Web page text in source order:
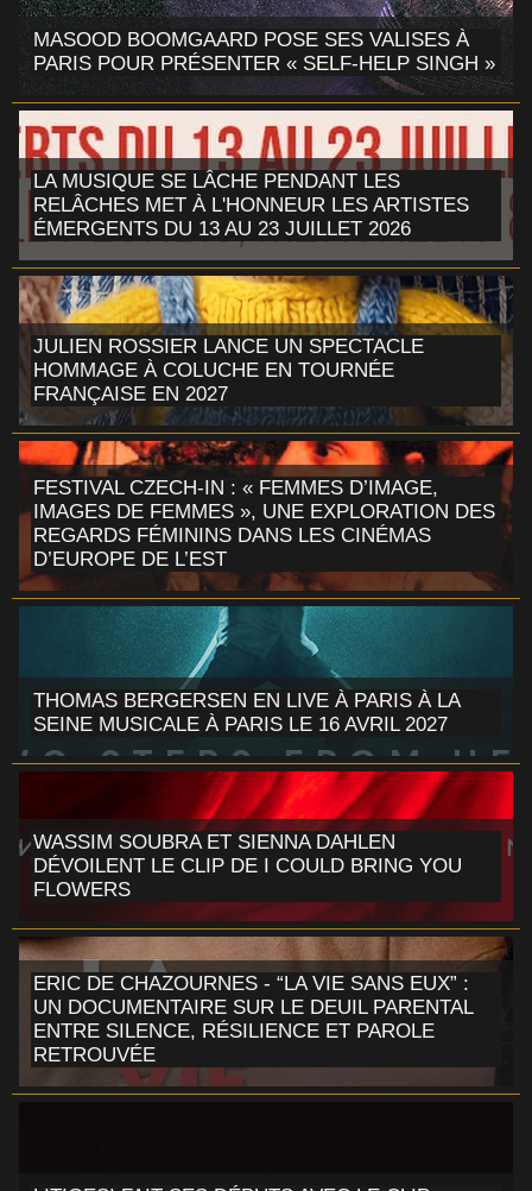
MASOOD BOOMGAARD POSE SES VALISES À
PARIS POUR PRÉSENTER « SELF-HELP SINGH »
LA MUSIQUE SE LÂCHE PENDANT LES
RELÂCHES MET À L'HONNEUR LES ARTISTES
ÉMERGENTS DU 13 AU 23 JUILLET 2026
JULIEN ROSSIER LANCE UN SPECTACLE
HOMMAGE À COLUCHE EN TOURNÉE
FRANÇAISE EN 2027
FESTIVAL CZECH-IN : « FEMMES D’IMAGE,
IMAGES DE FEMMES », UNE EXPLORATION DES
REGARDS FÉMININS DANS LES CINÉMAS
D’EUROPE DE L’EST
THOMAS BERGERSEN EN LIVE À PARIS À LA
SEINE MUSICALE À PARIS LE 16 AVRIL 2027
WASSIM SOUBRA ET SIENNA DAHLEN
DÉVOILENT LE CLIP DE I COULD BRING YOU
FLOWERS
ERIC DE CHAZOURNES - “LA VIE SANS EUX” :
UN DOCUMENTAIRE SUR LE DEUIL PARENTAL
ENTRE SILENCE, RÉSILIENCE ET PAROLE
RETROUVÉE